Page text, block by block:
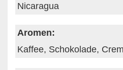
Nicaragua
Aromen:
Kaffee, Schokolade,